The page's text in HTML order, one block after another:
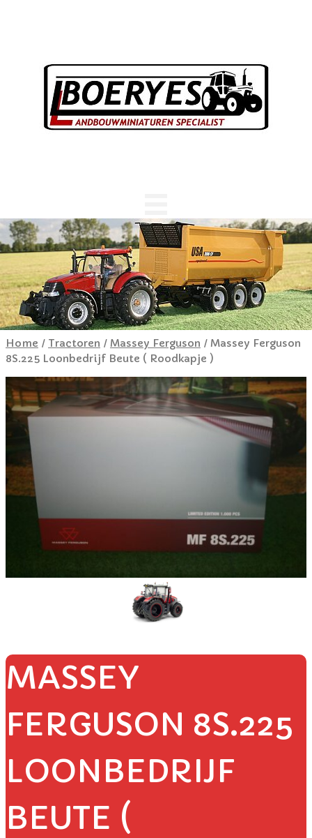
Home / Tractoren / Massey Ferguson / Massey Ferguson
8S.225 Loonbedrijf Beute ( Roodkapje )
MASSEY
FERGUSON 8S.225
LOONBEDRIJF
BEUTE (